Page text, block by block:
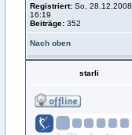
Registriert: So, 28.12.2008,
16:19
Beiträge: 352
Nach oben
starli